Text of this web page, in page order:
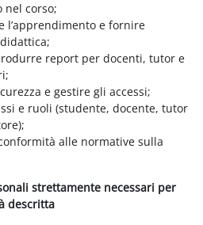
nel corso;
l’apprendimento e fornire
report per docenti, tutor e
e gestire gli accessi;
e ruoli (studente, docente, tutor
alle normative sulla
strettamente necessari per
descritta